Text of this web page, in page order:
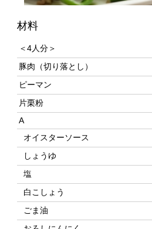
豚肉（切り落とし）
ピーマン
片栗粉
A
オイスターソース
しょうゆ
塩
白こしょう
ごま油
おろしにんにく
作り方
豚肉は2cm幅に切り、Aをもみこむ。